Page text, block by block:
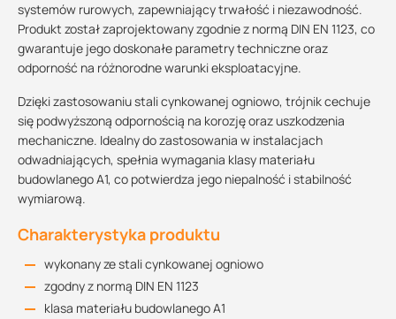
systemów rurowych, zapewniający trwałość i niezawodność.
Produkt został zaprojektowany zgodnie z normą DIN EN 1123, co
gwarantuje jego doskonałe parametry techniczne oraz
odporność na różnorodne warunki eksploatacyjne.
Dzięki zastosowaniu stali cynkowanej ogniowo, trójnik cechuje
się podwyższoną odpornością na korozję oraz uszkodzenia
mechaniczne. Idealny do zastosowania w instalacjach
odwadniających, spełnia wymagania klasy materiału
budowlanego A1, co potwierdza jego niepalność i stabilność
wymiarową.
Charakterystyka produktu
wykonany ze stali cynkowanej ogniowo
zgodny z normą DIN EN 1123
klasa materiału budowlanego A1